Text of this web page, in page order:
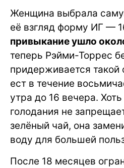
Женщина выбрала
её взгляд форму ИГ —
привыкание ушло
теперь Рэйми-Торрес
придерживается такой
ест в течение
утра до 16 вечера.
голодания не
зелёный чай, она
воду для большей
После 18 месяцев